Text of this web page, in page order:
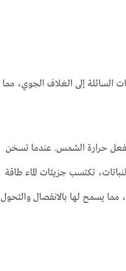
السائلة إلى الغلاف الجوي، مما
بفعل حرارة الشمس. عندما تسخن
تكتسب جزيئات الماء طاقة
مما يسمح لها بالانفصال والتحول